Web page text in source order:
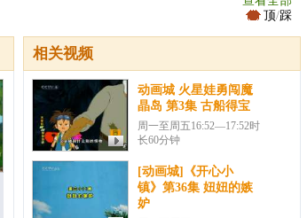
顶/踩
相关视频
动画城 火星娃勇闯魔
晶岛 第3集 古船得宝
周一至周五16:52—17:52时
长60分钟
[动画城]《开心小
镇》第36集 妞妞的嫉
妒